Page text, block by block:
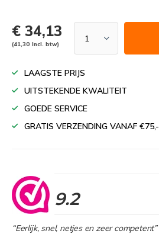
€ 34,13
(41,30 Incl. btw)
LAAGSTE PRIJS
UITSTEKENDE KWALITEIT
GOEDE SERVICE
GRATIS VERZENDING VANAF €75,-
9.2
“Eerlijk, snel, netjes en zeer competent”